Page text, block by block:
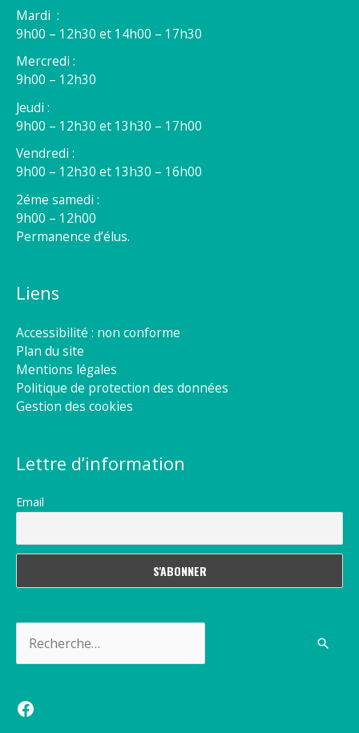
Mardi :
9h00 – 12h30 et 14h00 – 17h30
Mercredi :
9h00 – 12h30
Jeudi :
9h00 – 12h30 et 13h30 – 17h00
Vendredi :
9h00 – 12h30 et 13h30 – 16h00
2éme samedi :
9h00 – 12h00
Permanence d’élus.
Liens
Accessibilité : non conforme
Plan du site
Mentions légales
Politique de protection des données
Gestion des cookies
Lettre d’information
Email
Facebook